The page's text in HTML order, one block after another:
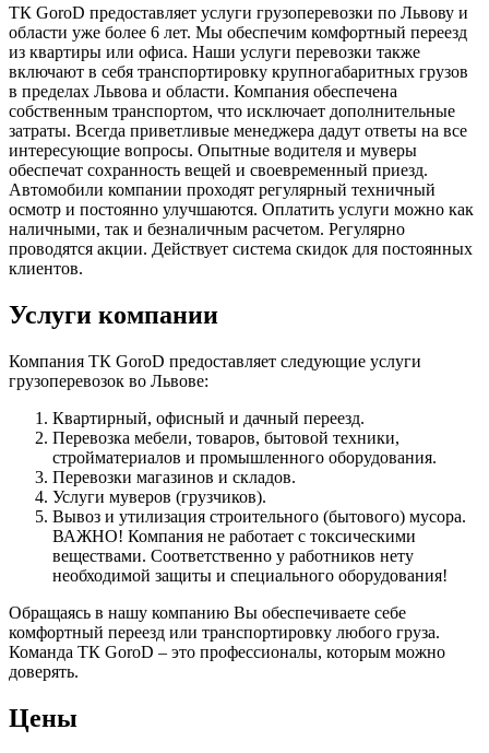
ТК GoroD предоставляет услуги грузоперевозки по Львову и
области уже более 6 лет. Мы обеспечим комфортный переезд
из квартиры или офиса. Наши услуги перевозки также
включают в себя транспортировку крупногабаритных грузов
в пределах Львова и области. Компания обеспечена
собственным транспортом, что исключает дополнительные
затраты. Всегда приветливые менеджера дадут ответы на все
интересующие вопросы. Опытные водителя и муверы
обеспечат сохранность вещей и своевременный приезд.
Автомобили компании проходят регулярный техничный
осмотр и постоянно улучшаются. Оплатить услуги можно как
наличными, так и безналичным расчетом. Регулярно
проводятся акции. Действует система скидок для постоянных
клиентов.
Услуги компании
Компания ТК GoroD предоставляет следующие услуги
грузоперевозок во Львове:
Квартирный, офисный и дачный переезд.
Перевозка мебели, товаров, бытовой техники,
стройматериалов и промышленного оборудования.
Перевозки магазинов и складов.
Услуги муверов (грузчиков).
Вывоз и утилизация строительного (бытового) мусора.
ВАЖНО! Компания не работает с токсическими
веществами. Соответственно у работников нету
необходимой защиты и специального оборудования!
Обращаясь в нашу компанию Вы обеспечиваете себе
комфортный переезд или транспортировку любого груза.
Команда ТК GoroD – это профессионалы, которым можно
доверять.
Цены